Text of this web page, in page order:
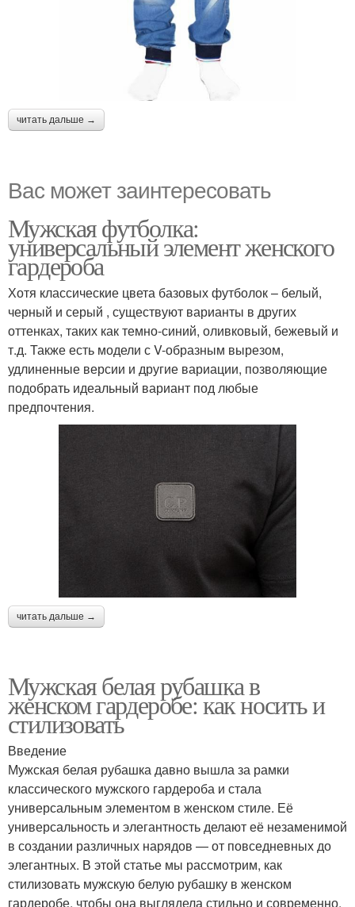
читать дальше →
Вас может заинтересовать
Мужская футболка:
универсальный элемент женского
гардероба
Хотя классические цвета базовых футболок – белый,
черный и серый , существуют варианты в других
оттенках, таких как темно-синий, оливковый, бежевый и
т.д. Также есть модели с V-образным вырезом,
удлиненные версии и другие вариации, позволяющие
подобрать идеальный вариант под любые
предпочтения.
читать дальше →
Мужская белая рубашка в
женском гардеробе: как носить и
стилизовать
Введение
Мужская белая рубашка давно вышла за рамки
классического мужского гардероба и стала
универсальным элементом в женском стиле. Её
универсальность и элегантность делают её незаменимой
в создании различных нарядов — от повседневных до
элегантных. В этой статье мы рассмотрим, как
стилизовать мужскую белую рубашку в женском
гардеробе, чтобы она выглядела стильно и современно.